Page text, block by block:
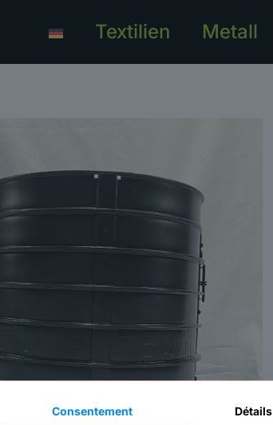
Textilien Metall
Consentement Détails